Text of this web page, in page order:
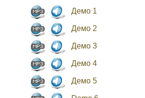
Демо 1
Демо 2
Демо 3
Демо 4
Демо 5